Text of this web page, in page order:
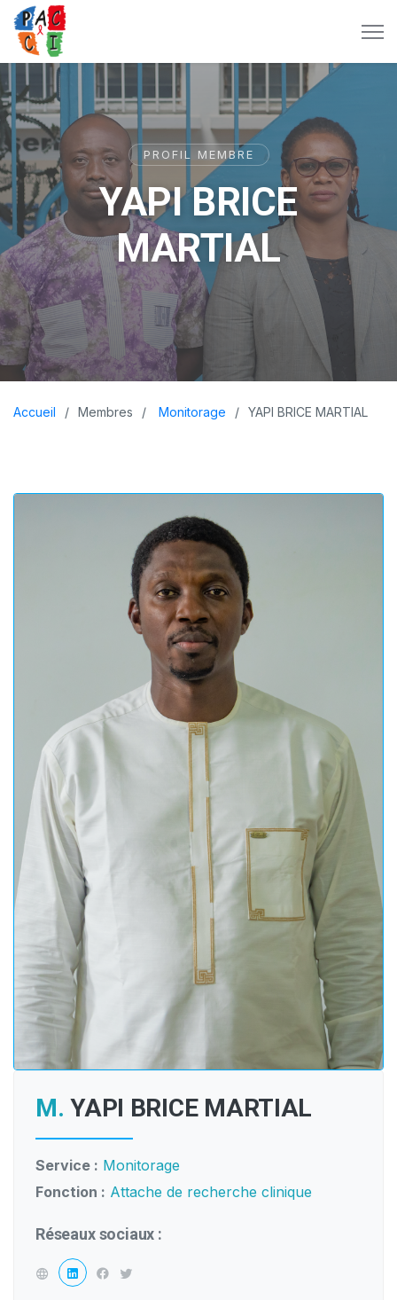
PROFIL MEMBRE
YAPI BRICE
MARTIAL
Accueil Membres Monitorage YAPI BRICE MARTIAL
M. YAPI BRICE MARTIAL
Service : Monitorage
Fonction : Attache de recherche clinique
Réseaux sociaux :